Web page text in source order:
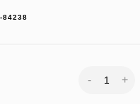
84238
- +